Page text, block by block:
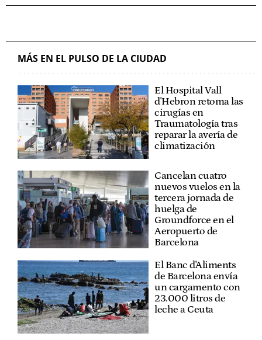
MÁS EN EL PULSO DE LA CIUDAD
El Hospital Vall
d'Hebron retoma las
cirugías en
Traumatología tras
reparar la avería de
climatización
Cancelan cuatro
nuevos vuelos en la
tercera jornada de
huelga de
Groundforce en el
Aeropuerto de
Barcelona
El Banc d'Aliments
de Barcelona envía
un cargamento con
23.000 litros de
leche a Ceuta